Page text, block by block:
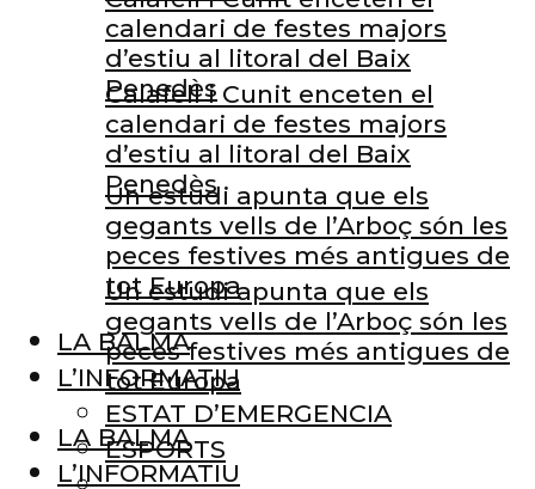
calendari de festes majors
d’estiu al litoral del Baix
Penedès
Un estudi apunta que els
gegants vells de l’Arboç són les
peces festives més antigues de
tot Europa
LA BALMA
L’INFORMATIU
ESTAT D’EMERGENCIA
ESPORTS
Calafell i Cunit enceten el
calendari de festes majors
d’estiu al litoral del Baix
Penedès
Un estudi apunta que els
gegants vells de l’Arboç són les
peces festives més antigues de
tot Europa
LA BALMA
L’INFORMATIU